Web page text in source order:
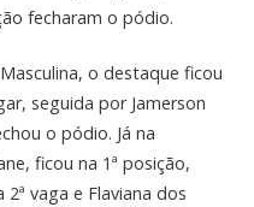
fecharam o pódio.
o destaque ficou
seguida por Jamerson
o pódio. Já na
ficou na 1ª posição,
vaga e Flaviana dos